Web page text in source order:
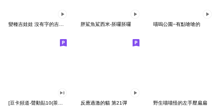
胖鯊魚鯊西米-胚囉胚囉 喵嗚公園−有點嗆嗆的
反應過激的貓 第21彈 野生喵喵怪的左手壓扁扁